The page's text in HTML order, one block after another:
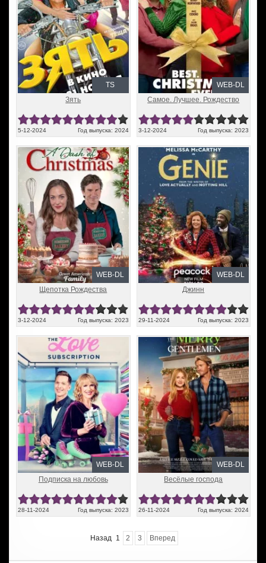
TS
Зять
5-12-2024 Год выпуска: 2024
WEB-DL
Самое. Лучшее. Рождество
3-12-2024 Год выпуска: 2023
WEB-DL
Щепотка Рождества
3-12-2024 Год выпуска: 2023
WEB-DL
Джинн
29-11-2024 Год выпуска: 2023
WEB-DL
Подписка на любовь
28-11-2024 Год выпуска: 2023
WEB-DL
Весёлые господа
26-11-2024 Год выпуска: 2024
Назад 1 2 3 Вперед